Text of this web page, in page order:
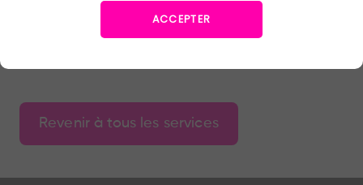
Revenir à tous les services
ACCEPTER